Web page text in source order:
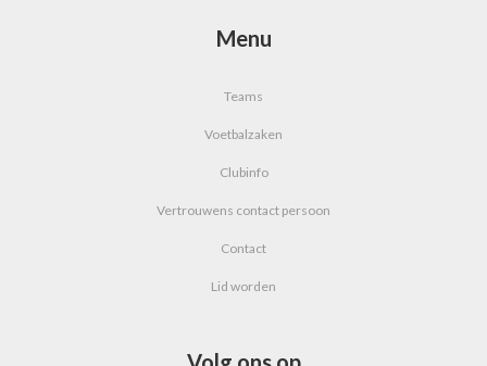
Menu
Teams
Voetbalzaken
Clubinfo
Vertrouwens contact persoon
Contact
Lid worden